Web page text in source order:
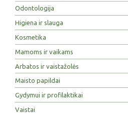
Odontologija
Higiena ir slauga
Kosmetika
Mamoms ir vaikams
Arbatos ir vaistažolės
Maisto papildai
Gydymui ir profilaktikai
Vaistai